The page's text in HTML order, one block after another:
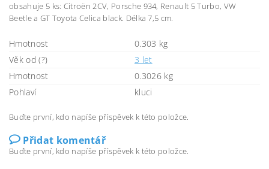
obsahuje 5 ks: Citroën 2CV, Porsche 934, Renault 5 Turbo, VW
Beetle a GT Toyota Celica black. Délka 7,5 cm.
Hmotnost
0.303 kg
Věk od (?)
3 let
Hmotnost
0.3026 kg
Pohlaví
kluci
Buďte první, kdo napíše příspěvek k této položce.
Přidat komentář
Buďte první, kdo napíše příspěvek k této položce.